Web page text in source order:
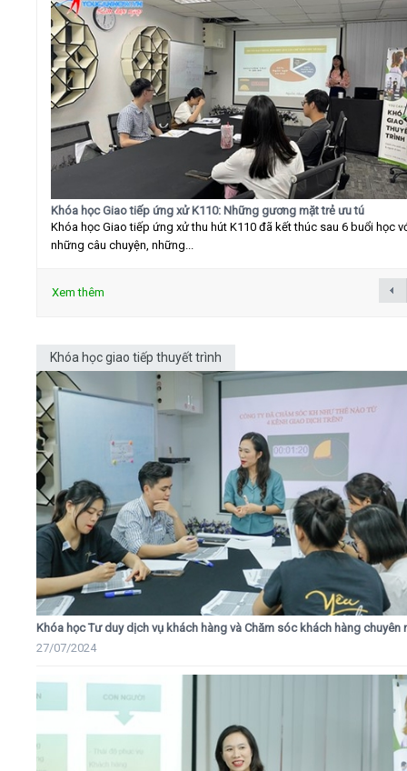
Khóa học Giao tiếp ứng xử K110: Những gương mặt trẻ ưu tú
Khóa học Giao tiếp ứng xử thu hút K110 đã kết thúc sau 6 buổi học
những câu chuyện, những...
Xem thêm
Khóa học giao tiếp thuyết trình
Khóa học Tư duy dịch vụ khách hàng và Chăm sóc khách hàng chuyên
27/07/2024